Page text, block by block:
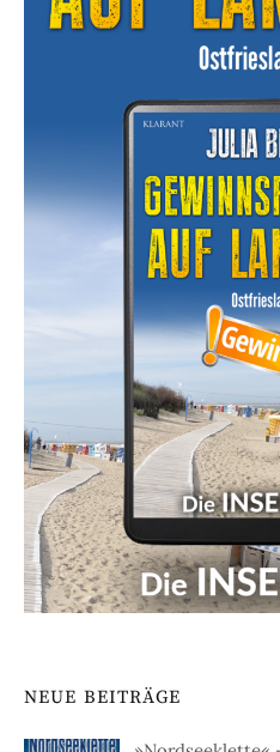
NEUE BEITRÄGE